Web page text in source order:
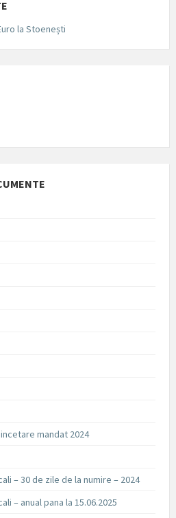
la Stoenești
mandat 2024
– 30 de zile de la numire – 2024
– anual pana la 15.06.2025